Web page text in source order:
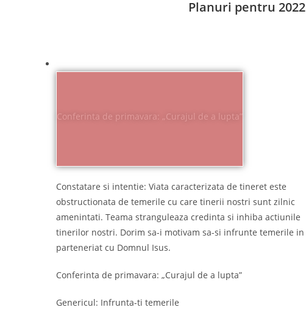
Planuri pentru 2022
Conferinta de primavara: „Curajul de a lupta”
Constatare si intentie: Viata caracterizata de tineret este
obstructionata de temerile cu care tinerii nostri sunt zilnic
amenintati. Teama stranguleaza credinta si inhiba actiunile
tinerilor nostri. Dorim sa-i motivam sa-si infrunte temerile in
parteneriat cu Domnul Isus.
Conferinta de primavara: „Curajul de a lupta”
Genericul: Infrunta-ti temerile